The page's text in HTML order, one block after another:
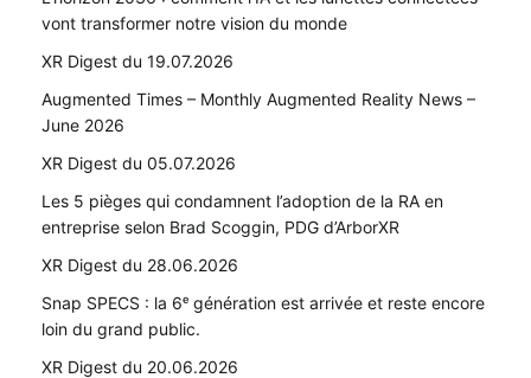
vont transformer notre vision du monde
XR Digest du 19.07.2026
Augmented Times – Monthly Augmented Reality News –
June 2026
XR Digest du 05.07.2026
Les 5 pièges qui condamnent l’adoption de la RA en
entreprise selon Brad Scoggin, PDG d’ArborXR
XR Digest du 28.06.2026
Snap SPECS : la 6ᵉ génération est arrivée et reste encore
loin du grand public.
XR Digest du 20.06.2026